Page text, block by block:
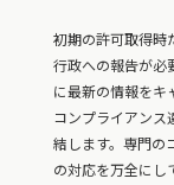
初期の許可取得時
行政への報告が必
に最新の情報をキ
コンプライアンス
結します。専門の
の対応を万全にし